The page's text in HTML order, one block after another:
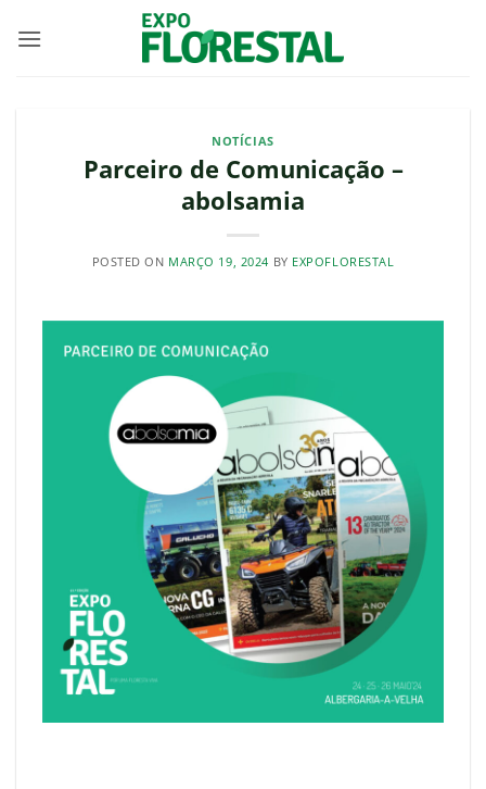
NOTÍCIAS
Parceiro de Comunicação –
abolsamia
POSTED ON MARÇO 19, 2024 BY EXPOFLORESTAL